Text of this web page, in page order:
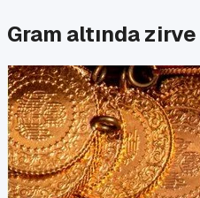
Gram altında